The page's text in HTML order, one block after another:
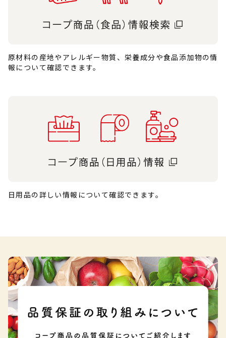
原材料の産地やアレルギー物質、栄養成分や食品添加物の情
報について確認できます。
日用品の詳しい情報について確認できます。